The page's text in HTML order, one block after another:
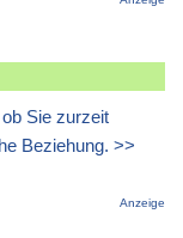
Sie zurzeit
Beziehung. >>
Anzeige